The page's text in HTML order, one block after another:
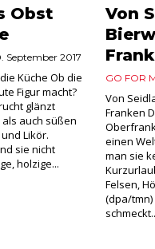
Obst
September 2017
Küche Ob die
Figur macht?
glänzt
auch süßen
Likör.
sie nicht
holzige...
Von
GO FOR
Von
Franken
einen
man sie
Felsen,
(dpa/